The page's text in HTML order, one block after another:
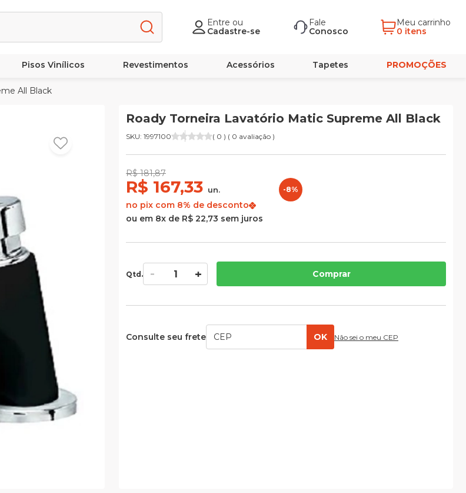
Entre ou
Cadastre-se
Fale
Conosco
Meu carrinho
0 itens
Pisos Vinílicos Revestimentos Acessórios Tapetes PROMOÇÕES
All Black
Roady Torneira Lavatório Matic Supreme All Black
SKU: 1997100 ( 0 ) ( 0 avaliação )
R$ 181,87
R$ 167,33 un.
no pix com 8% de desconto
-8%
ou em 8x de R$ 22,73 sem juros
Qtd. Comprar
Consulte seu frete OK Não sei o meu CEP